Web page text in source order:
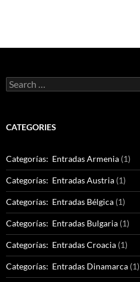
Search
for:
CATEGORIES
Categorías: Entradas Armenia (1)
Categorías: Entradas Austria (1)
Categorías: Entradas Bélgica (1)
Categorías: Entradas Bulgaria (1)
Categorías: Entradas Croacia (1)
Categorías: Entradas Dinamarca (1)